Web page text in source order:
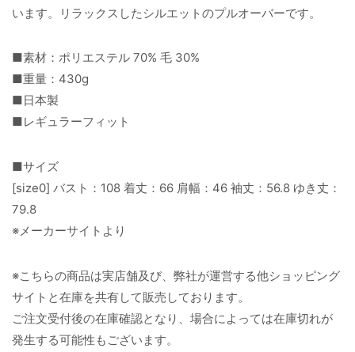
います。リラックスしたシルエットのプルオーバーです。
■素材：ポリエステル 70% 毛 30%
■重量：430g
■日本製
■レギュラーフィット
■サイズ
[size0] バスト：108 着丈：66 肩幅：46 袖丈：56.8 ゆき丈：
79.8
※メーカーサイトより
※こちらの商品は実店舗及び、弊社が運営する他ショッピング
サイトと在庫を共有して販売しております。
ご注文受付後の在庫確認となり、場合によっては在庫切れが
発生する可能性もございます。